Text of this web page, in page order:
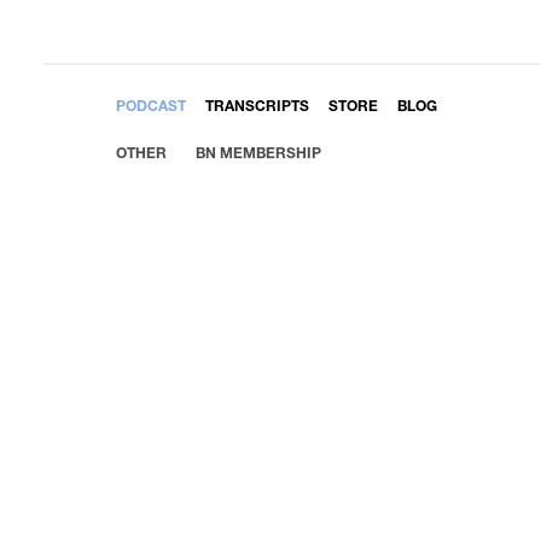
PODCAST TRANSCRIPTS STORE BLOG
OTHER BN MEMBERSHIP